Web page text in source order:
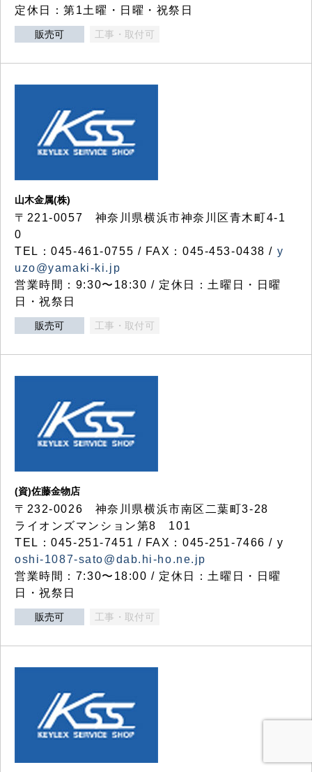
定休日：第1土曜・日曜・祝祭日
販売可 工事・取付可
山木金属(株)
〒221-0057 神奈川県横浜市神奈川区青木町4-1
0
TEL：045-461-0755 / FAX：045-453-0438 / y
uzo@yamaki-ki.jp
営業時間：9:30〜18:30 / 定休日：土曜日・日曜
日・祝祭日
販売可 工事・取付可
(資)佐藤金物店
〒232-0026 神奈川県横浜市南区二葉町3-28
ライオンズマンション第8 101
TEL：045-251-7451 / FAX：045-251-7466 / y
oshi-1087-sato@dab.hi-ho.ne.jp
営業時間：7:30〜18:00 / 定休日：土曜日・日曜
日・祝祭日
販売可 工事・取付可